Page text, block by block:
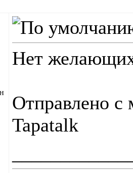
Нет желающих
Отправлено с
Tapatalk